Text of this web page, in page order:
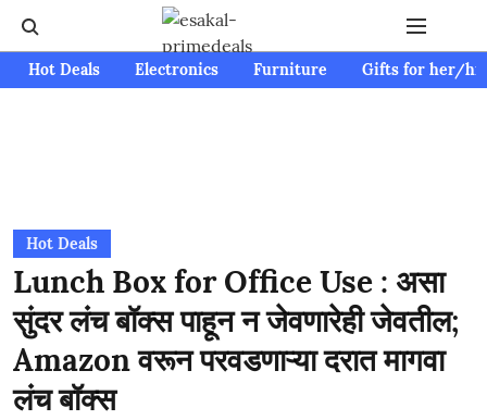
Hot Deals Electronics Furniture Gifts for her/
Hot Deals
Lunch Box for Office Use : असा
सुंदर लंच बॉक्स पाहून न जेवणारेही जेवतील;
Amazon वरून परवडणाऱ्या दरात मागवा
लंच बॉक्स